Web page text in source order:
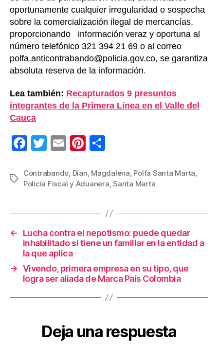
oportunamente cualquier irregularidad o sospecha
sobre la comercialización ilegal de mercancías,
proporcionando información veraz y oportuna al
número telefónico 321 394 21 69 o al correo
polfa.anticontrabando@policia.gov.co, se garantiza
absoluta reserva de la información.
Lea también: Recapturados 9 presuntos
integrantes de la Primera Línea en el Valle del
Cauca
F
c
e
o
k
T
tt
er
E
ail
Pi
er
e
m
p
ar
tir
Etiquetas
Contrabando, Dian, Magdalena, Polfa Santa Marta,
Policía Fiscal y Aduanera,Santa Marta
←
Lucha contra el nepotismo: puede quedar
inhabilitado si tiene un familiar en la entidad a
la que aplica
→ Vivendo, primera empresa en su tipo, que
logra ser aliada de Marca País Colombia
Deja una respuesta